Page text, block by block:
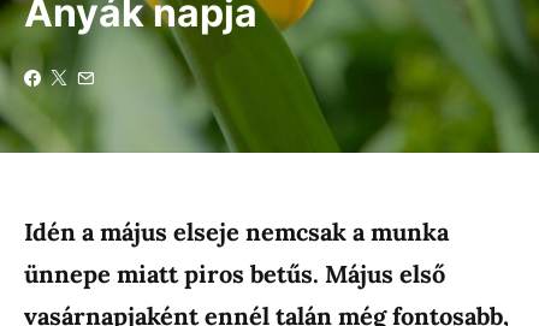
Anyák napja
Idén a május elseje nemcsak a munka
ünnepe miatt piros betűs. Május első
vasárnapjaként ennél talán még fontosabb,